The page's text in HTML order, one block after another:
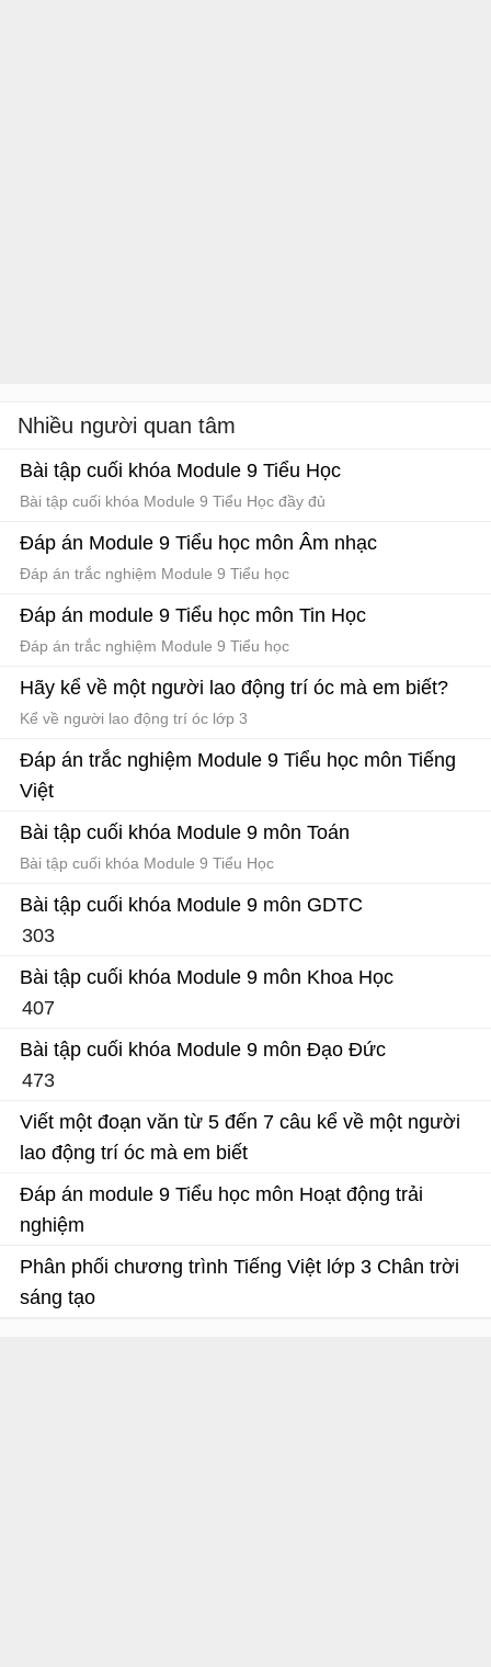
Nhiều người quan tâm
Bài tập cuối khóa Module 9 Tiểu Học
Bài tập cuối khóa Module 9 Tiểu Học đầy đủ
Đáp án Module 9 Tiểu học môn Âm nhạc
Đáp án trắc nghiệm Module 9 Tiểu học
Đáp án module 9 Tiểu học môn Tin Học
Đáp án trắc nghiệm Module 9 Tiểu học
Hãy kể về một người lao động trí óc mà em biết?
Kể về người lao động trí óc lớp 3
Đáp án trắc nghiệm Module 9 Tiểu học môn Tiếng
Việt
Đáp án trắc nghiệm Module 9 Tiểu học
Bài tập cuối khóa Module 9 môn Toán
Bài tập cuối khóa Module 9 Tiểu Học
Bài tập cuối khóa Module 9 môn GDTC
303
Bài tập cuối khóa Module 9 Tiểu Học
Bài tập cuối khóa Module 9 môn Khoa Học
407
Bài tập cuối khóa Module 9 Tiểu Học
Bài tập cuối khóa Module 9 môn Đạo Đức
473
Bài tập cuối khóa Module 9 Tiểu Học
Viết một đoạn văn từ 5 đến 7 câu kể về một người
lao động trí óc mà em biết
Kể về một người lao động trí óc mà em biết
Đáp án module 9 Tiểu học môn Hoạt động trải
nghiệm
Đáp án trắc nghiệm Module 9 Tiểu học
Phân phối chương trình Tiếng Việt lớp 3 Chân trời
sáng tạo